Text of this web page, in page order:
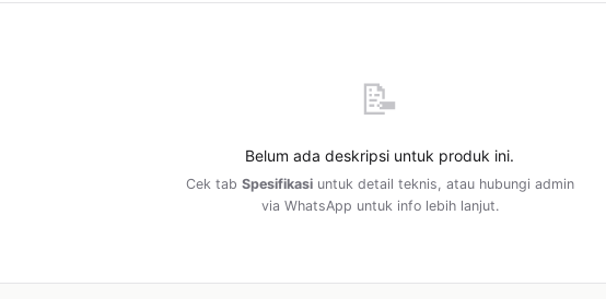
📝
Belum ada deskripsi untuk produk ini.
Cek tab Spesifikasiuntuk detail teknis, atau hubungi admin
via WhatsApp untuk info lebih lanjut.